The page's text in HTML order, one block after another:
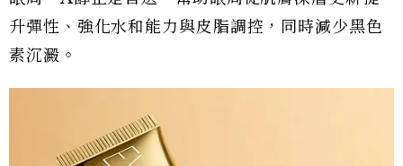
升彈性、強化水和能力與皮脂調控，同時減少黑色
素沉澱。